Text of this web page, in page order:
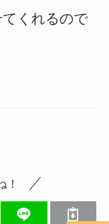
くれるので
！